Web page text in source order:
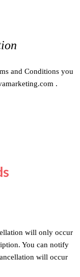
and Conditions you
.
will only occur
You can notify
will occur